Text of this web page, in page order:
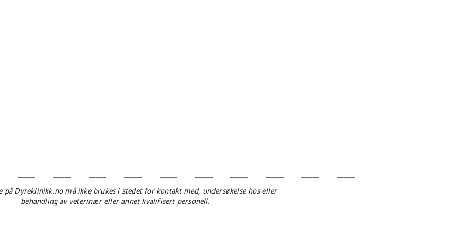
på Dyreklinikk.no må ikke brukes i stedet for kontakt med, undersøkelse hos eller
behandling av veterinær eller annet kvalifisert personell.